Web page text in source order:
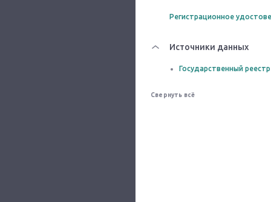
Регистрационное
Источники данных
Государственный
Свернуть всё